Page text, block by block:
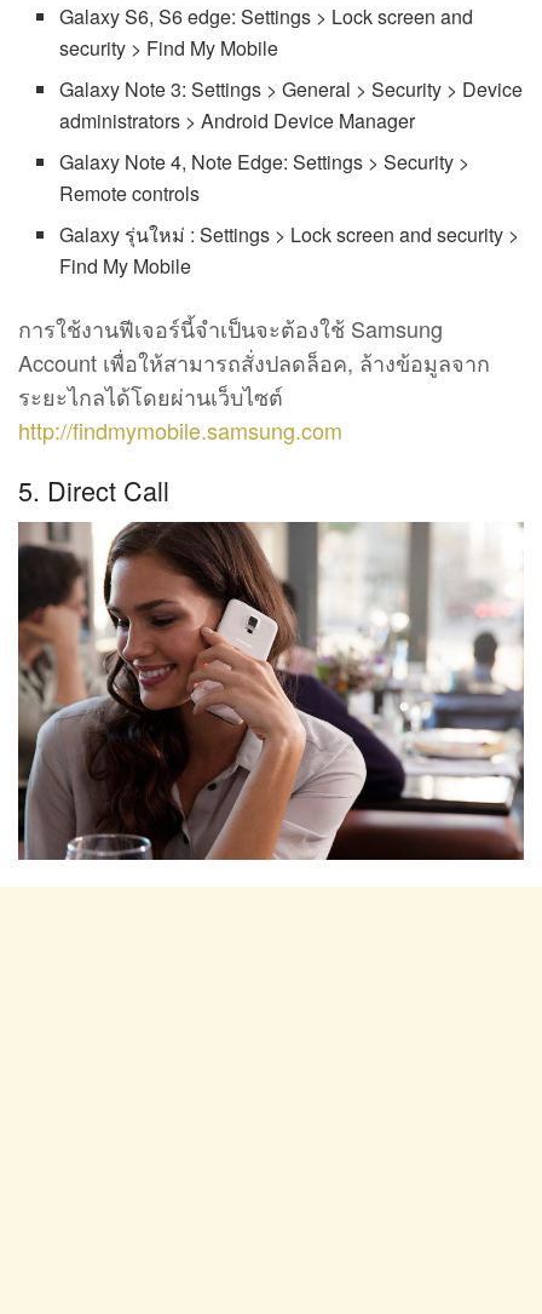
Galaxy S6, S6 edge: Settings > Lock screen and
security > Find My Mobile
Galaxy Note 3: Settings > General > Security > Device
administrators > Android Device Manager
Galaxy Note 4, Note Edge: Settings > Security >
Remote controls
Galaxy รุ่นใหม่ : Settings > Lock screen and security >
Find My Mobile
การใช้งานฟีเจอร์นี้จำเป็นจะต้องใช้ Samsung
Account เพื่อให้สามารถสั่งปลดล็อค, ล้างข้อมูลจาก
ระยะไกลได้โดยผ่านเว็บไซต์
http://findmymobile.samsung.com
5. Direct Call